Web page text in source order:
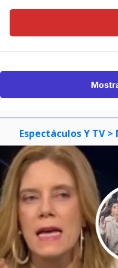
Espectáculos Y TV >